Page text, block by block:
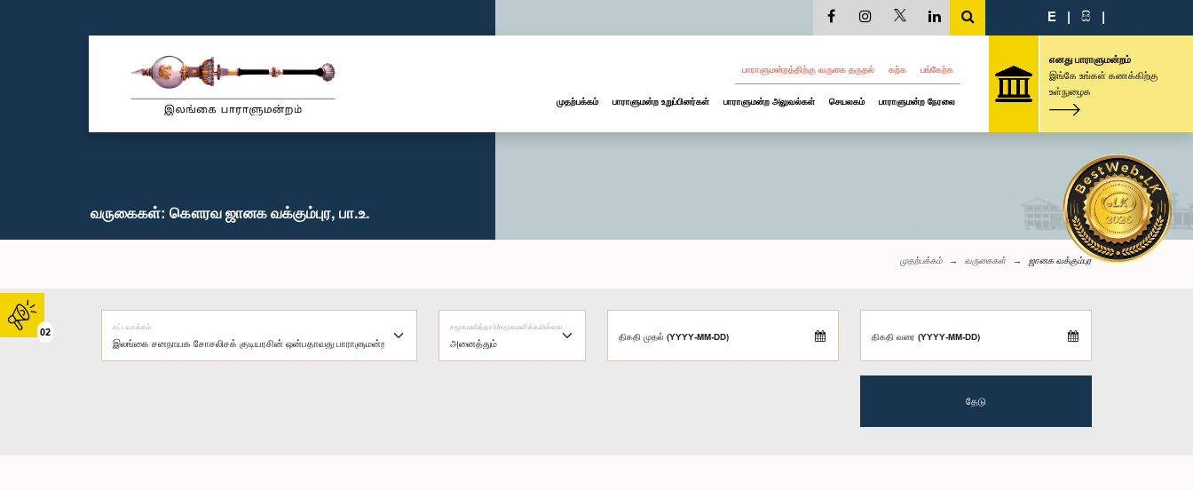
02
E | සි |
பாராளுமன்றத்திற்கு வருகை தருதல் கற்க பங்கேற்க
முதற்பக்கம் பாராளுமன்ற உறுப்பினர்கள் பாராளுமன்ற அலுவல்கள் செயலகம் பாராளுமன்ற நேரலை
எனது பாராளுமன்றம்
இங்கே உங்கள் கணக்கிற்கு
உள்நுழைக
வருகைகள்: கௌரவ ஜானக வக்கும்புர, பா.உ.
முதற்பக்கம் வருகைகள் ஜானக வக்கும்புர
சட்டவாக்கம் சமூகமளித்தார்/சமூகமளிக்கவில்லை
திகதி முதல் (YYYY-MM-DD) திகதி வரை (YYYY-MM-DD)
தேடு